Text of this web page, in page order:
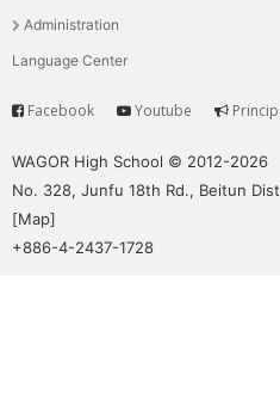
單Administration
Language Center
Service
Facebook Youtube
WAGOR High School © 2012-2026
No. 328, Junfu 18th Rd., Beitun
[Map]
+886-4-2437-1728